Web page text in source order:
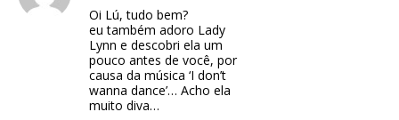
Oi Lú, tudo bem?
eu também adoro Lady
Lynn e descobri ela um
pouco antes de você, por
causa da música ‘I don’t
wanna dance’… Acho ela
muito diva…